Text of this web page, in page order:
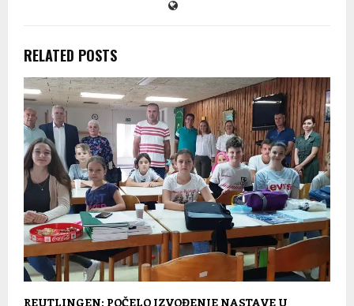
RELATED POSTS
REUTLINGEN: POČELO IZVOĐENJE NASTAVE U